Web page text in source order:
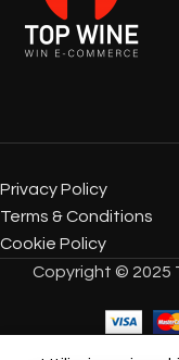
Privacy Policy
Terms & Conditions
Cookie Policy
Copyright © 2025